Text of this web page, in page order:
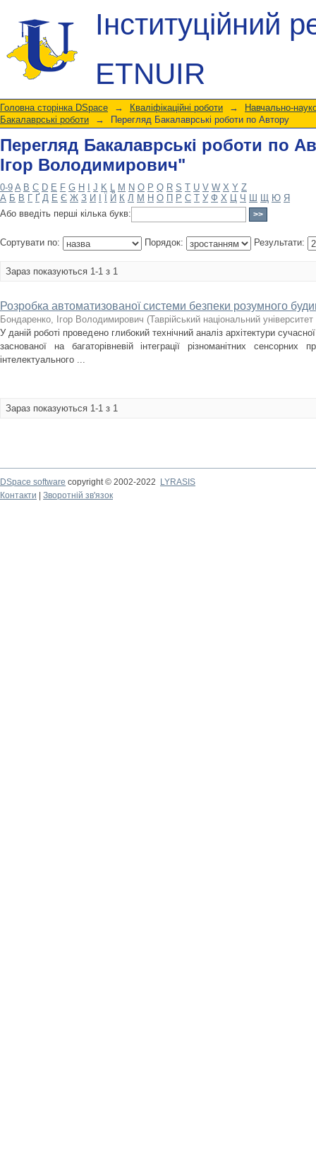
Інституційний
ETNUIR
Перегляд Бакалаврські роботи по
Головна сторінка DSpace → Кваліфікаційні роботи →
Навчально-
Бакалаврські роботи
→ Перегляд Бакалаврські роботи по Автору
Перегляд Бакалаврські роботи по
Ігор Володимирович"
0-9 A B C D E F G H J K L M N O P Q R S T U V W X Y Z
А Б В Г Ґ Д Е Є Ж З И Й К Л М Н О П Р С Т У Ф Х Ц Ч Ш Щ Ю Я
Або введіть перші кілька букв:
Сортувати по: Порядок: Результати:
Зараз показуються 1-1 з 1
Розробка автоматизованої системи безпеки розумного
Бондаренко, Ігор Володимирович (Таврійський національний
У даній роботі проведено глибокий технічний аналіз архітектури
заснованої на багаторівневій інтеграції різноманітних сенсорних
інтелектуального ...
Зараз показуються 1-1 з 1
DSpace software copyright © 2002-2022
LYRASIS
Контакти
Зворотній зв'язок